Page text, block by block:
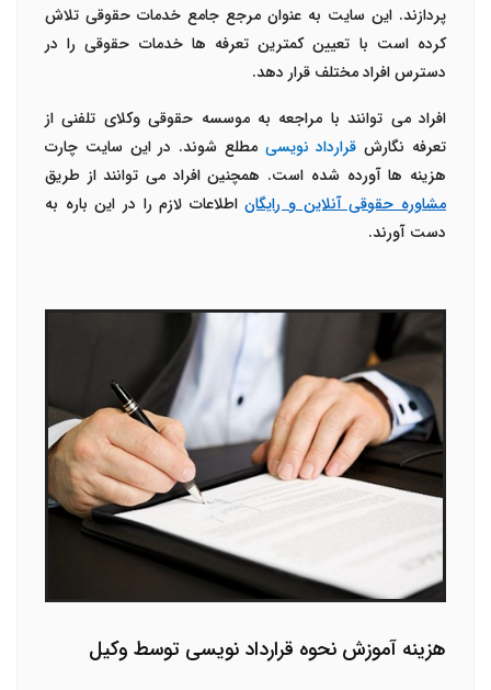
پردازند. این سایت به عنوان مرجع جامع خدمات حقوقی تلاش
کرده است با تعیین کمترین تعرفه ها خدمات حقوقی را در
دسترس افراد مختلف قرار دهد.
افراد می توانند با مراجعه به موسسه حقوقی وکلای تلفنی از
تعرفه نگارش قرارداد نویسی مطلع شوند. در این سایت چارت
هزینه ها آورده شده است. همچنین افراد می توانند از طریق
مشاوره حقوقی آنلاین و رایگاناطلاعات لازم را در این باره به
دست آورند.
هزینه آموزش نحوه قرارداد نویسی توسط وکیل